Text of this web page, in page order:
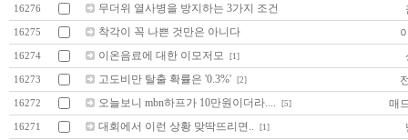
16276 무더위 열사병을 방지하는 3가지 조건
16275 착각이 꼭 나쁜 것만은 아니다
16274 이온음료에 대한 이모저모 [1]
16273 고도비만 탈출 확률은 '0.3%' [2]
16272 오늘보니 mbn하프가 10만원이더라.... [5] 매
16271 대회에서 이런 상황 맞딱뜨리면.. [1]